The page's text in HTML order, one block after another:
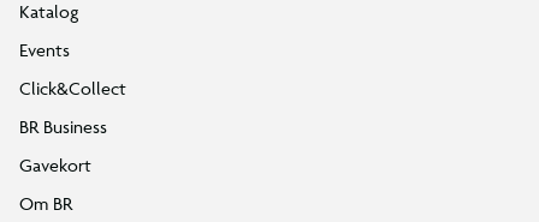
Katalog
Events
Click&Collect
BR Business
Gavekort
Om BR